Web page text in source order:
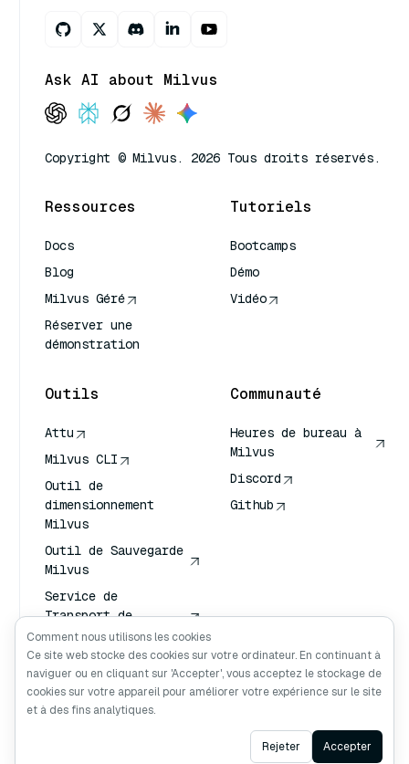
Ask AI about Milvus
Copyright © Milvus. 2026 Tous droits réservés.
Ressources
Docs
Blog
Milvus Géré
Réserver une
démonstration
Tutoriels
Bootcamps
Démo
Vidéo
Outils
Attu
Milvus CLI
Outil de
dimensionnement
Milvus
Outil de Sauvegarde
Milvus
Service de
Transport de
Vecteurs (VTS)
Chercheur en
profondeur
Claude Contexte
Communauté
Heures de bureau à
Milvus
Discord
Github
Ask AI
Comment nous utilisons les cookies
Ce site web stocke des cookies sur votre ordinateur. En continuant à
naviguer ou en cliquant sur 'Accepter', vous acceptez le stockage de
cookies sur votre appareil pour améliorer votre expérience sur le site
et à des fins analytiques.
Rejeter Accepter